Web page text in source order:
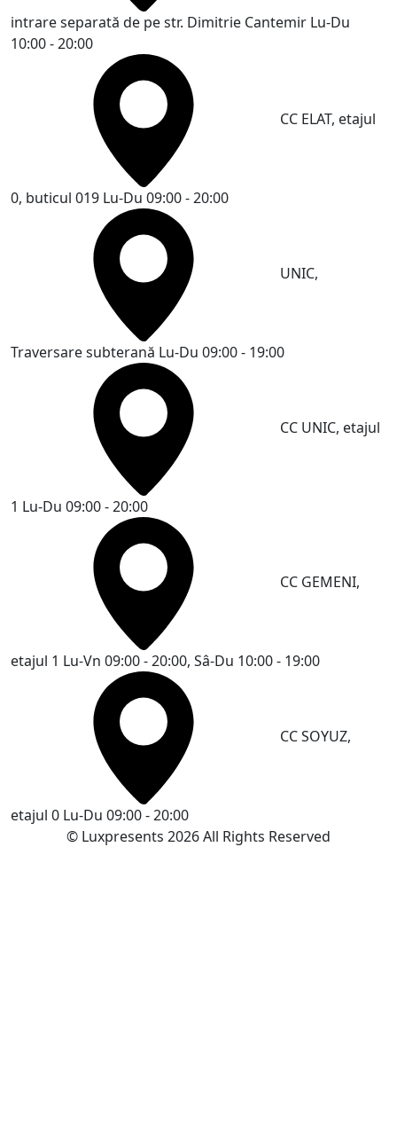
intrare separată de pe str. Dimitrie Cantemir Lu-Du
10:00 - 20:00
CC ELAT, etajul
0, buticul 019 Lu-Du 09:00 - 20:00
UNIC,
Traversare subterană Lu-Du 09:00 - 19:00
CC UNIC, etajul
1 Lu-Du 09:00 - 20:00
CC GEMENI,
etajul 1 Lu-Vn 09:00 - 20:00, Sâ-Du 10:00 - 19:00
CC SOYUZ,
etajul 0 Lu-Du 09:00 - 20:00
© Luxpresents 2026 All Rights Reserved